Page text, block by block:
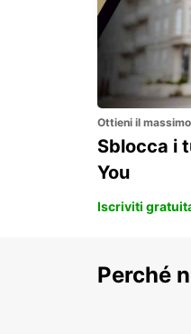
MALLORCA
Ottieni il
Sblocca i
You
Iscriviti
Perché